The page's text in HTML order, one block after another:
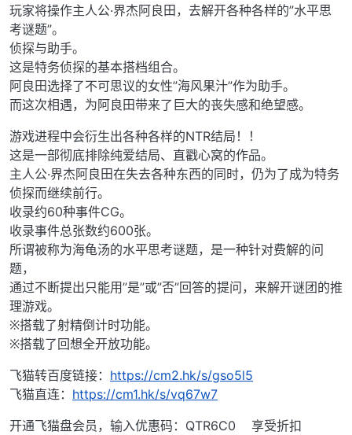
玩家将操作主人公·界杰阿良田，去解开各种各样的”水平思
考谜题”。
侦探与助手。
这是特务侦探的基本搭档组合。
阿良田选择了不可思议的女性”海风果汁”作为助手。
而这次相遇，为阿良田带来了巨大的丧失感和绝望感。
游戏进程中会衍生出各种各样的NTR结局！！
这是一部彻底排除纯爱结局、直戳心窝的作品。
主人公·界杰阿良田在失去各种东西的同时，仍为了成为特务
侦探而继续前行。
收录约60种事件CG。
收录事件总张数约600张。
所谓被称为海龟汤的水平思考谜题，是一种针对费解的问
题，
通过不断提出只能用”是”或”否”回答的提问，来解开谜团的推
理游戏。
※搭载了射精倒计时功能。
※搭载了回想全开放功能。
飞猫转百度链接： https://cm2.hk/s/gso5l5
飞猫直连： https://cm1.hk/s/vq67w7
开通飞猫盘会员，输入优惠码：QTR6C0 享受折扣